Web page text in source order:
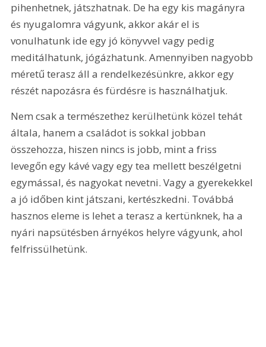
pihenhetnek, játszhatnak. De ha egy kis magányra
és nyugalomra vágyunk, akkor akár el is
vonulhatunk ide egy jó könyvvel vagy pedig
meditálhatunk, jógázhatunk. Amennyiben nagyobb
méretű terasz áll a rendelkezésünkre, akkor egy
részét napozásra és fürdésre is használhatjuk.
Nem csak a természethez kerülhetünk közel tehát
általa, hanem a családot is sokkal jobban
összehozza, hiszen nincs is jobb, mint a friss
levegőn egy kávé vagy egy tea mellett beszélgetni
egymással, és nagyokat nevetni. Vagy a gyerekekkel
a jó időben kint játszani, kertészkedni. Továbbá
hasznos eleme is lehet a terasz a kertünknek, ha a
nyári napsütésben árnyékos helyre vágyunk, ahol
felfrissülhetünk.